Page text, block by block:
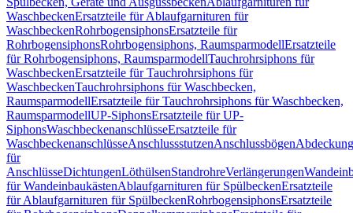
WaschbeckenErsatzteile für Ablaufgarnituren für
WaschbeckenRohrbogensiphonsErsatzteile für
RohrbogensiphonsRohrbogensiphons, RaumsparmodellErsatzteile
für Rohrbogensiphons, RaumsparmodellTauchrohrsiphons für
WaschbeckenErsatzteile für Tauchrohrsiphons für
WaschbeckenTauchrohrsiphons für Waschbecken,
RaumsparmodellErsatzteile für Tauchrohrsiphons für Waschbecken,
RaumsparmodellUP-SiphonsErsatzteile für UP-
SiphonsWaschbeckenanschlüsseErsatzteile für
WaschbeckenanschlüsseAnschlussstutzenAnschlussbögen
für
AnschlüsseDichtungenLöthülsenStandrohreVerlängerungen
für WandeinbaukästenAblaufgarnituren für SpülbeckenErsatzteile
für Ablaufgarnituren für SpülbeckenRohrbogensiphonsErsatzteile